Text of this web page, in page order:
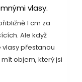
vlasy.
1 cm za
Ale když
vlasy přestanou
objem, který jsi